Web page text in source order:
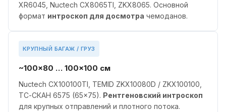
XR6045, Nuctech CX8065TI, ZKX8065. Основной
формат интроскоп для досмотра чемоданов.
КРУПНЫЙ БАГАЖ / ГРУЗ
~100×80 … 100×100 см
Nuctech CX100100TI, TEMID ZKX10080D / ZKX100100,
ТС-СКАН 6575 (65×75). Рентгеновский интроскоп
для крупных отправлений и плотного потока.